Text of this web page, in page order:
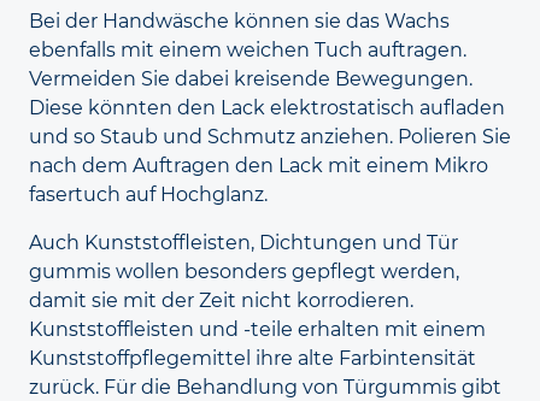
Bei der Handwäsche können sie das Wachs
ebenfalls mit einem weichen Tuch auftragen.
Vermeiden Sie dabei kreisende Bewegungen.
Diese könnten den Lack elektrostatisch aufladen
und so Staub und Schmutz anziehen. Polieren Sie
nach dem Auftragen den Lack mit einem Mikro
fasertuch auf Hochglanz.
Auch Kunststoffleisten, Dichtungen und Tür
gummis wollen besonders gepflegt werden,
damit sie mit der Zeit nicht korrodieren.
Kunststoffleisten und -teile erhalten mit einem
Kunststoffpflegemittel ihre alte Farbintensität
zurück. Für die Behandlung von Türgummis gibt